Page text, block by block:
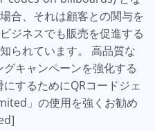
合、それは顧客との関与を
ジネスでも販売を促進する
られています。 高品質な
キャンペーンを強化する
するためにQRコードジェ
」の使用を強くお勧め